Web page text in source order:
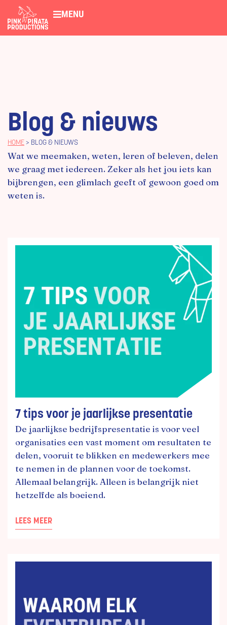
MENU
Blog & nieuws
HOME > BLOG & NIEUWS
Wat we meemaken, weten, leren of beleven, delen
we graag met iedereen. Zeker als het jou iets kan
bijbrengen, een glimlach geeft of gewoon goed om
weten is.
7 tips voor je jaarlijkse presentatie
De jaarlijkse bedrijfspresentatie is voor veel
organisaties een vast moment om resultaten te
delen, vooruit te blikken en medewerkers mee
te nemen in de plannen voor de toekomst.
Allemaal belangrijk. Alleen is belangrijk niet
hetzelfde als boeiend.
LEES MEER